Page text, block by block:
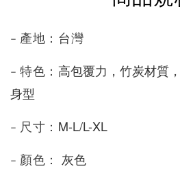
- 產地：台灣
- 特色： 高包覆力，竹炭材質
身型
- 尺寸： M-L/L-XL
- 顏色： 灰色